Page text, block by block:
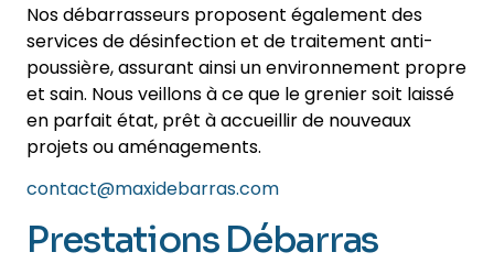
Nos débarrasseurs proposent également des
services de désinfection et de traitement anti-
poussière, assurant ainsi un environnement propre
et sain. Nous veillons à ce que le grenier soit laissé
en parfait état, prêt à accueillir de nouveaux
projets ou aménagements.
contact@maxidebarras.com
Prestations Débarras